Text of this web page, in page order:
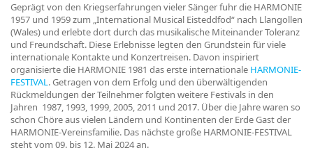
Geprägt von den Kriegserfahrungen vieler Sänger fuhr die HARMONIE
1957 und 1959 zum „International Musical Eisteddfod“ nach Llangollen
(Wales) und erlebte dort durch das musikalische Miteinander Toleranz
und Freundschaft. Diese Erlebnisse legten den Grundstein für viele
internationale Kontakte und Konzertreisen. Davon inspiriert
organisierte die HARMONIE 1981 das erste internationale HARMONIE-
FESTIVAL. Getragen von dem Erfolg und den überwältigenden
Rückmeldungen der Teilnehmer folgten weitere Festivals in den
Jahren 1987, 1993, 1999, 2005, 2011 und 2017. Über die Jahre waren so
schon Chöre aus vielen Ländern und Kontinenten der Erde Gast der
HARMONIE-Vereinsfamilie. Das nächste große HARMONIE-FESTIVAL
steht vom 09. bis 12. Mai 2024 an.